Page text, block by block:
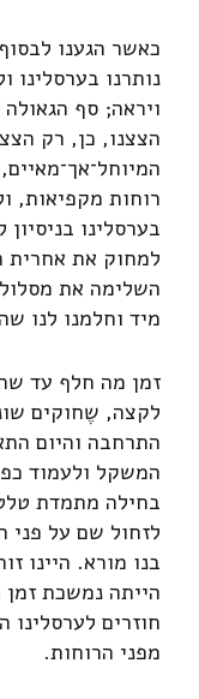
כאשר הגענו
נותרנו בערסלינו
ויראה; סף
הצצנו, כן, רק
רוחות מקפיאות,
בערסלינו
למחוק את אחרית
השלימה את
מיד וחלמנו לנו
זמן מה חלף עד
לקצה, שֶחוקים
התרחבה והיום
המשקל ולעמוד
בחילה מתמדת
לזחול שם על
בנו מורא. היינו
הייתה נמשכת
חוזרים
מפני הרוחות.